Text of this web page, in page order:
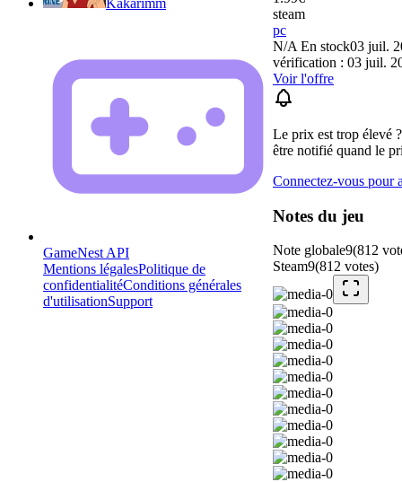
Kakarimm
GameNest API
Mentions légalesPolitique de
confidentialitéConditions générales
d'utilisationSupport
steam
pc
N/A En stock03 juil.
vérification : 03 juil.
Voir l'offre
Le prix est trop élevé
être notifié quand le
Connectez-vous pour
Notes du jeu
Note globale9(812
Steam9(812 votes)